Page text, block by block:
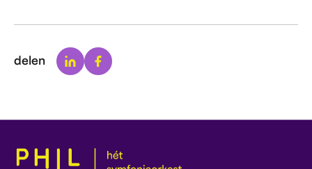
delen LinkedinFacebook